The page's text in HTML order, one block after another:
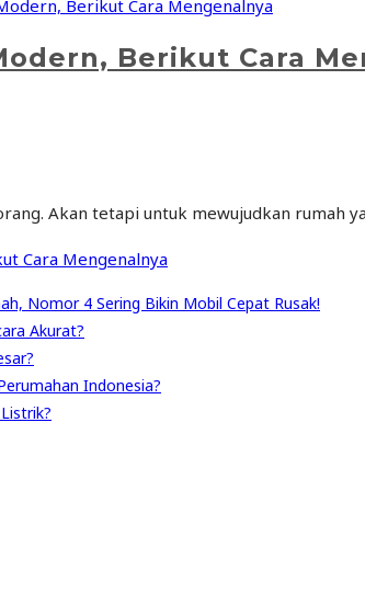
Berikut Cara
Akan tetapi untuk mewujudkan rumah
Cara Mengenalnya
Nomor 4 Sering Bikin Mobil Cepat Rusak!
Akurat?
Indonesia?